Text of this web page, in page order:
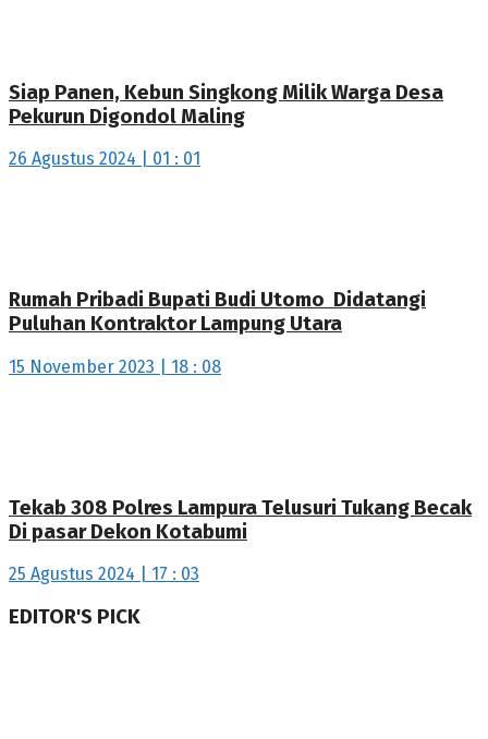
Siap Panen, Kebun Singkong Milik Warga Desa
Pekurun Digondol Maling
26 Agustus 2024 | 01 : 01
Rumah Pribadi Bupati Budi Utomo Didatangi
Puluhan Kontraktor Lampung Utara
15 November 2023 | 18 : 08
Tekab 308 Polres Lampura Telusuri Tukang Becak
Di pasar Dekon Kotabumi
25 Agustus 2024 | 17 : 03
EDITOR'S PICK